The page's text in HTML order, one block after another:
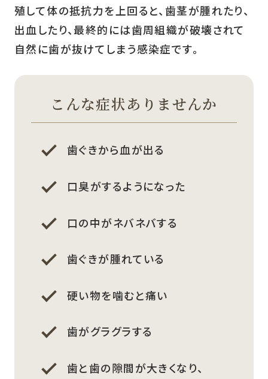
殖して体の抵抗力を上回ると、歯茎が腫れたり、
出血したり、最終的には歯周組織が破壊されて
自然に歯が抜けてしまう感染症です。
こんな症状ありませんか
歯ぐきから血が出る
口臭がするようになった
口の中がネバネバする
歯ぐきが腫れている
硬い物を噛むと痛い
歯がグラグラする
歯と歯の隙間が大きくなり、